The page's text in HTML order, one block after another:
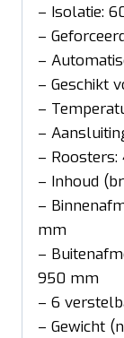
– Isolatie:
–
–
– Geschikt
–
–
–
– Inhoud
–
mm
–
950 mm
– 6
– Gewicht